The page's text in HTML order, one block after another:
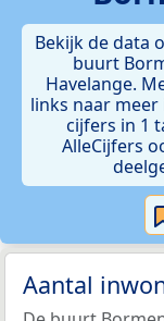
Bekijk de data
buurt
Havelange.
links naar
cijfers in 1
AlleCijfers
Aantal